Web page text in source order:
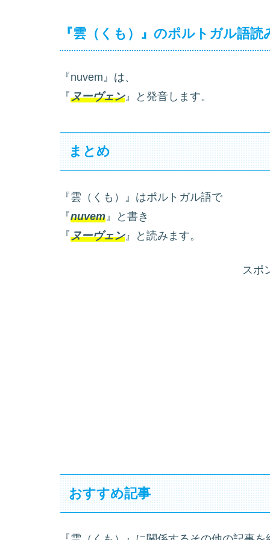
『雲（くも）』のポルトガル語読
『nuvem』は、
『ヌーヴェン』と発音します。
まとめ
『雲（くも）』はポルトガル語で
『nuvem 』と書き
『ヌーヴェン』と読みます。
スポ
おすすめ記事